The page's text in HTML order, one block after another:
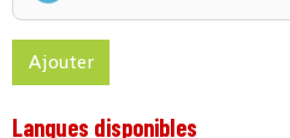
Ajouter
Langues disponibles